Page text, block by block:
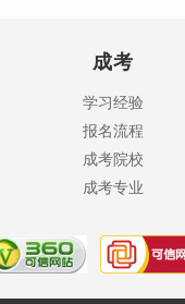
成考
学习经验
报名流程
成考院校
成考专业